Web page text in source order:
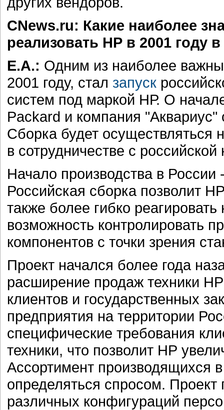
CNews.ru: Какие наиболее
реализовать НР в 2001 году
Е.А.: Одним из наиболее
2001 году, стал запуск
систем под маркой НР. О
Packard и компания
Сборка будет осуществляться
в сотрудничестве с
Начало производства в России
Российская сборка позволит
также более гибко
возможность контролировать
компонентов с точки зрения
Проект начался более года
расширение продаж техники
клиентов и государственных
предприятия на территории
специфические требования
техники, что позволит НР
Ассортимент производящихся
определяться спросом. Проект
различных конфигураций